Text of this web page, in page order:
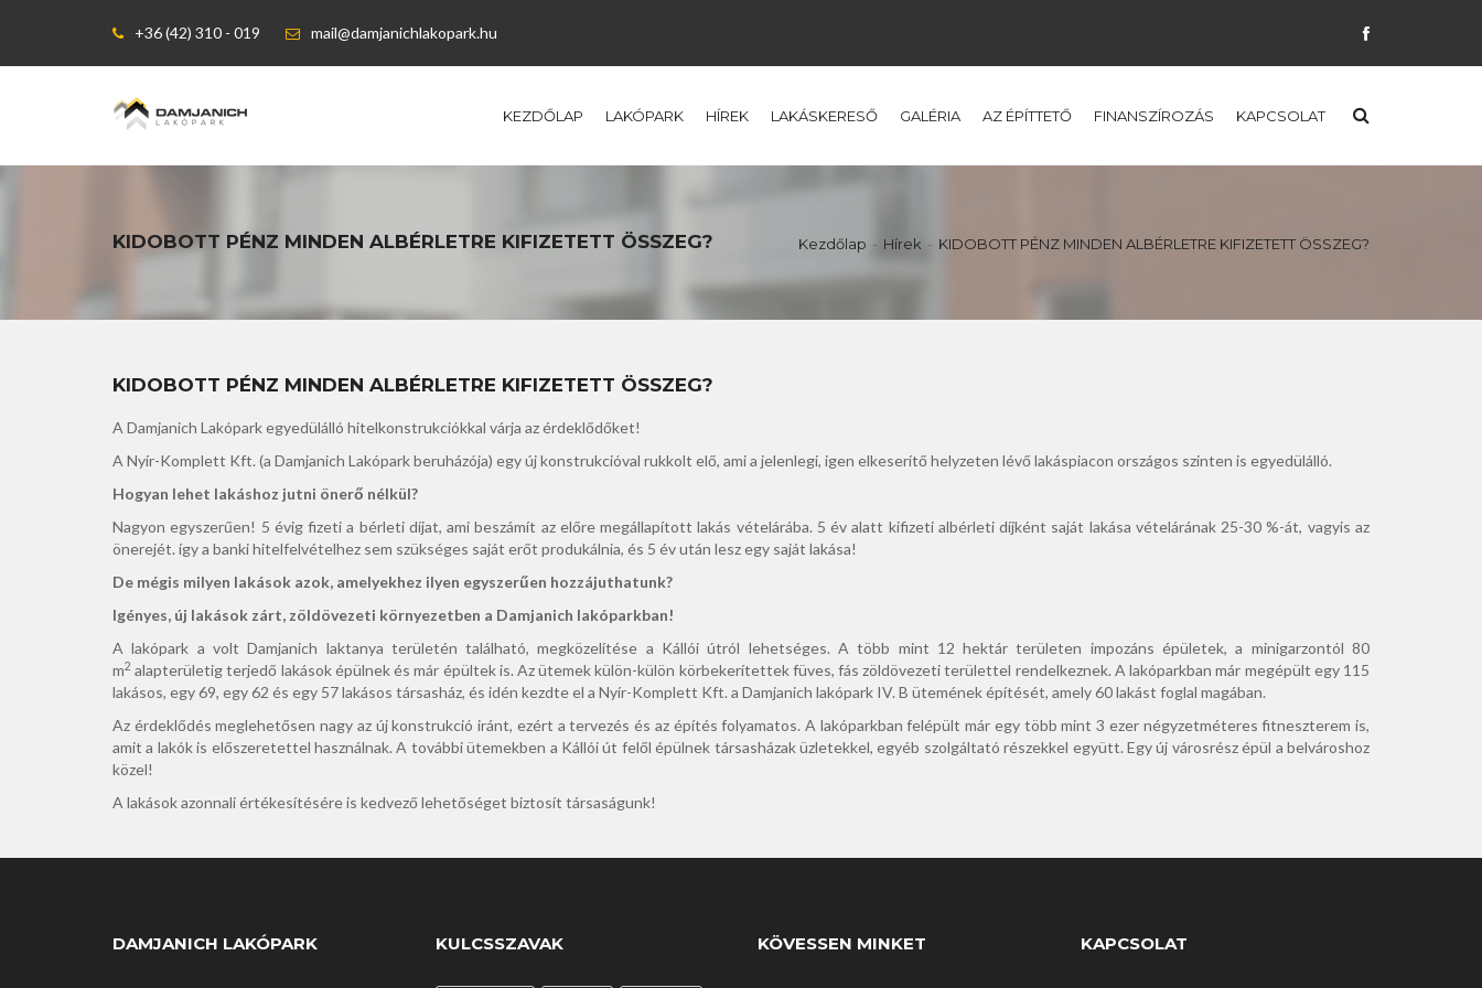
+36 (42) 310 - 019 mail@damjanichlakopark.hu
KEZDŐLAP LAKÓPARK HÍREK LAKÁSKERESŐ GALÉRIA AZ ÉPÍTTETŐ FINANSZÍROZÁS KAPCSOLAT
KIDOBOTT PÉNZ MINDEN ALBÉRLETRE KIFIZETETT ÖSSZEG? Kezdőlap Hírek KIDOBOTT PÉNZ MINDEN ALBÉRLETRE KIFIZETETT ÖSSZEG?
KIDOBOTT PÉNZ MINDEN ALBÉRLETRE KIFIZETETT ÖSSZEG?
A Damjanich Lakó­park egyedülálló hitelkonstrukci­ókkal várja az érdeklődőket!
A Nyír-Komplett Kft. (a Damja­nich Lakópark beruházója) egy új konstrukcióval rukkolt elő, ami a jelenlegi, igen elkeserítő helyzeten lévő lakáspiacon országos szinten is egyedülálló.
Hogyan lehet lakáshoz jutni önerő nélkül?
Nagyon egyszerűen! 5 évig fizeti a bérleti díjat, ami beszámít az elő­re megállapított lakás vételárába. 5 év alatt kifizeti albérleti díjként saját lakása vételárának 25-30 %-át, vagyis az
önerejét. így a banki hi­telfelvételhez sem szükséges saját erőt produkálnia, és 5 év után lesz egy saját lakása!
De mégis milyen lakások azok, amelyekhez ilyen egyszerűen hozzájuthatunk?
Igényes, új lakások zárt, zöld­övezeti környezetben a Damjanich lakóparkban!
A lakópark a volt Damjanich lak­tanya területén található, megkö­zelítése a Kállói útról lehetséges. A több mint 12 hektár területen im­pozáns épületek, a minigarzontól 80
m2 alapterületig terjedő laká­sok épülnek és már épültek is. Az ütemek külön-külön körbekerítet­tek füves, fás zöldövezeti terület­tel rendelkeznek. A lakóparkban már megépült egy 115
lakásos, egy 69, egy 62 és egy 57 lakásos társasház, és idén kezdte el a Nyír-Komplett Kft. a Damjanich lakópark IV. B üte­mének építését, amely 60 lakást foglal magában.
Az érdeklődés meglehetősen nagy az új konstrukció iránt, ezért a tervezés és az építés folyamatos. A lakóparkban felépült már egy több mint 3 ezer négyzetméteres fitneszterem is,
amit a lakók is elő­szeretettel használnak. A további ütemekben a Kállói út felől épül­nek társasházak üzletekkel, egyéb szolgáltató részekkel együtt. Egy új városrész épül a belvároshoz
közel!
A lakások azonnali értékesí­tésére is kedvező lehetőséget biztosít társaságunk!
DAMJANICH LAKÓPARK KULCSSZAVAK KÖVESSEN MINKET KAPCSOLAT